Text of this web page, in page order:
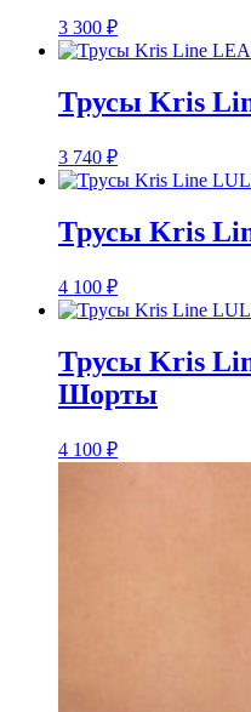
3 300 ₽
Трусы Kris
3 740 ₽
Трусы Kris
4 100 ₽
Трусы Kris
Шорты
4 100 ₽